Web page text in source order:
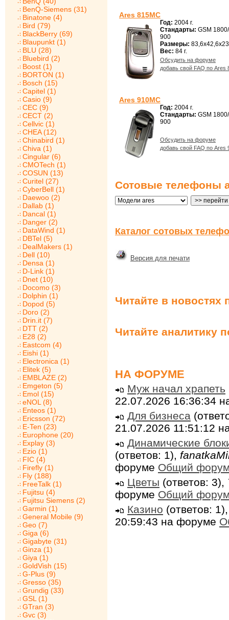
BenQ-Siemens (31)
Binatone (4)
Bird (79)
BlackBerry (69)
Blaupunkt (1)
BLU (28)
Bluebird (2)
Boost (1)
BORTON (1)
Bosch (15)
Capitel (1)
Casio (9)
CEC (9)
CECT (2)
Cellvic (1)
CHEA (12)
Chinabird (1)
Chiva (1)
Cingular (6)
CMOTech (1)
COSUN (13)
Curitel (27)
CyberBell (1)
Daewoo (2)
Dallab (1)
Dancal (1)
Danger (2)
DataWind (1)
DBTel (5)
DealMakers (1)
Dell (10)
Densa (1)
D-Link (1)
Dnet (10)
Docomo (3)
Dolphin (1)
Dopod (5)
Doro (2)
Drin.it (7)
DTT (2)
E28 (2)
Eastcom (4)
Eishi (1)
Electronica (1)
Elitek (5)
EMBLAZE (2)
Emgeton (5)
Emol (15)
eNOL (8)
Enteos (1)
Ericsson (72)
E-Ten (23)
Europhone (20)
Explay (3)
Ezio (1)
FIC (4)
Firefly (1)
Fly (188)
FreeTalk (1)
Fujitsu (4)
Fujitsu Siemens (2)
Garmin (1)
General Mobile (9)
Geo (7)
Giga (6)
Gigabyte (31)
Ginza (1)
Giya (1)
GoldVish (15)
G-Plus (9)
Gresso (35)
Grundig (33)
GSL (1)
GTran (3)
Gvc (3)
Ares 815MC
Год: 2004 г.
Стандарты: GSM
900
Размеры:
Вес: 84 г.
Обсудить на форуме
добавь свой FAQ по Ares
Ares 910MC
Год: 2004 г.
Стандарты: GSM
900
Обсудить на форуме
добавь свой FAQ по Ares
Сотовые телефоны
Каталог сотовых
Версия для печати
Читайте в новостях
Читайте аналитику
НА ФОРУМЕ
Муж начал храпеть
22.07.2026 16:36:34
Для бизнеса
21.07.2026 11:51:12
Динамические
(ответов: 1),
форуме Общий
Цветы (ответов: 3),
форуме Общий
Казино (ответов:
20:59:43 на форуме